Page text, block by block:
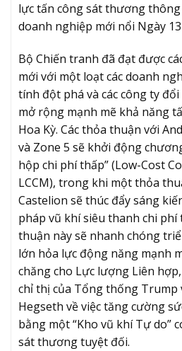
lực tấn công sát thương thông
doanh nghiệp mới nổi Ngày
Bộ Chiến tranh đã đạt được
mới với một loạt các doanh
tính đột phá và các công ty
mở rộng mạnh mẽ khả năng
Hoa Kỳ. Các thỏa thuận với
và Zone 5 sẽ khởi động
hộp chi phí thấp” (Low-Cost
LCCM), trong khi một thỏa
Castelion sẽ thúc đẩy sáng
pháp vũ khí siêu thanh chi
thuận này sẽ nhanh chóng
lớn hỏa lực động năng mạnh
chăng cho Lực lượng Liên
chỉ thị của Tổng thống
Hegseth về việc tăng cường
bằng một “Kho vũ khí Tự do”
sát thương tuyệt đối.